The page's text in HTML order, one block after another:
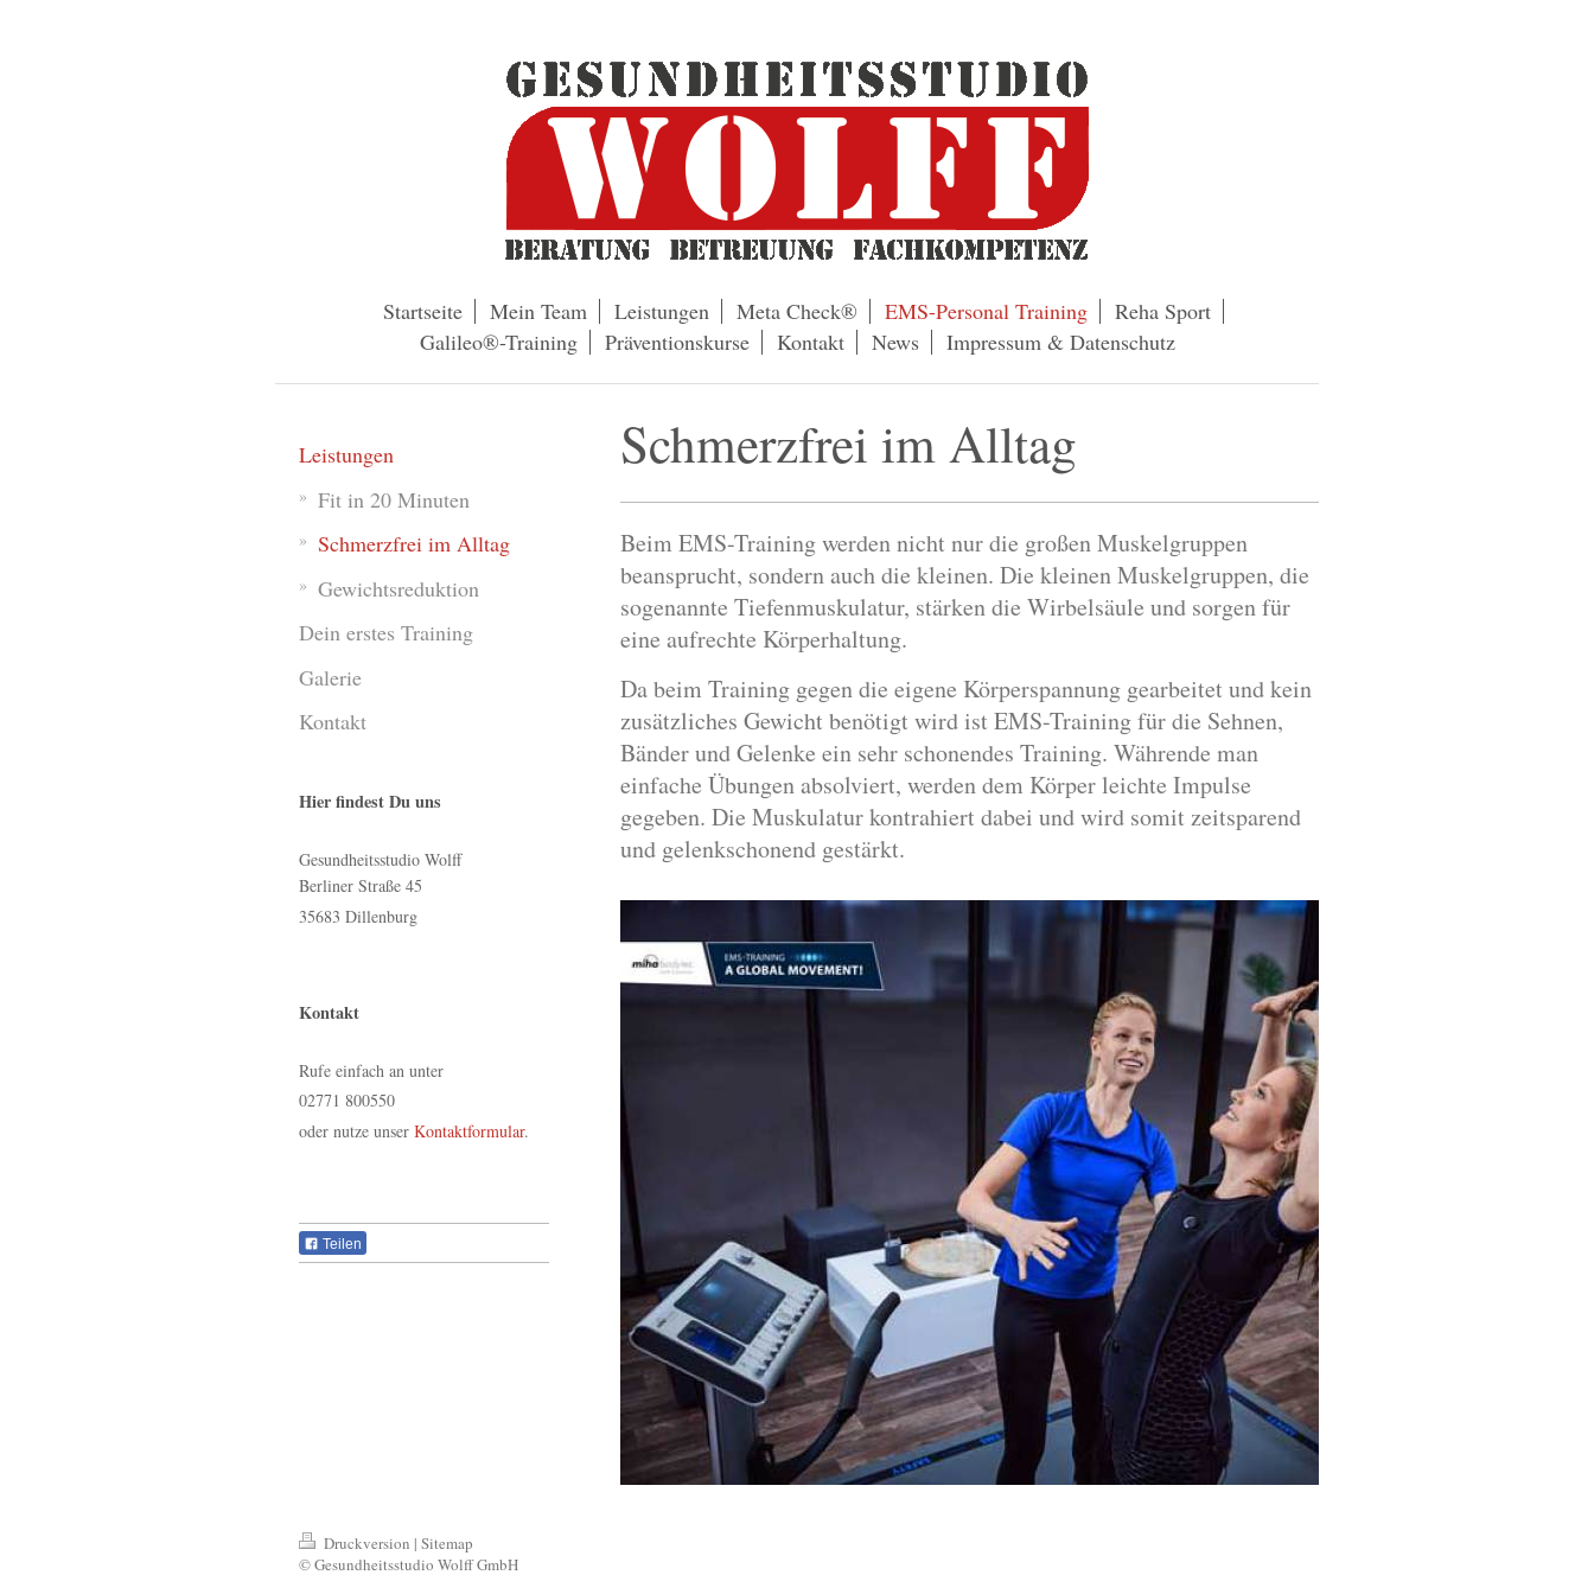
Startseite Mein Team Leistungen Meta Check® EMS-Personal Training
Reha Sport
Galileo®-Training
Präventionskurse Kontakt News Impressum & Datenschutz
Schmerzfrei im Alltag
Beim EMS-Training werden nicht nur die großen Muskelgruppen
beansprucht, sondern auch die kleinen. Die kleinen Muskelgruppen, die
sogenannte Tiefenmuskulatur, stärken die Wirbelsäule und sorgen für
eine aufrechte Körperhaltung.
Da beim Training gegen die eigene Körperspannung gearbeitet und kein
zusätzliches Gewicht benötigt wird ist EMS-Training für die Sehnen,
Bänder und Gelenke ein sehr schonendes Training. Währende man
einfache Übungen absolviert, werden dem Körper leichte Impulse
gegeben. Die Muskulatur kontrahiert dabei und wird somit zeitsparend
und gelenkschonend gestärkt.
Leistungen
Fit in 20 Minuten
Schmerzfrei im Alltag
Gewichtsreduktion
Dein erstes Training
Galerie
Kontakt
Hier findest Du uns
Gesundheitsstudio Wolff
Berliner Straße 45
35683 Dillenburg
Kontakt
Rufe einfach an unter
02771 800550
oder nutze unser Kontaktformular.
Teilen
Druckversion | Sitemap
© Gesundheitsstudio Wolff GmbH